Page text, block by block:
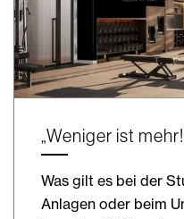
„Weniger ist
Was gilt es bei der
Anlagen oder beim